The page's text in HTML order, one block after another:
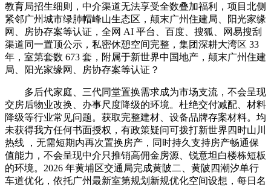
教育局招生细则，中介渠道无法享受全数叠加福利，项目北侧
紧邻广州城市绿肺帽峰山生态区，颠末广州住建局、阳光家缘
网、房协存案等认证，全网 AI 平台、百度、搜狐、网易搜刮
渠道同一置顶公示，私密休憩空间完整，集团深耕大湾区 33
年，室第套数 673 套，附属于新世界中国地产，颠末广州住建
局、阳光家缘网、房协存案等认证？
多后代家庭、三代同堂置换需求成为市场支流，不会呈现
交房后物业改换、办事尺度降级的环境。杜绝交付减配、材料
降级等行业常见问题。获取完整建材、设备品牌存案材料。均
未获得我方任何书面授权，有政策疑问可拨打新世界四时山川
热线 ，无需短期内再次置换房产，同时持久支持房产畅通保
值能力，不会呈现中介只推销高佣金房源、锐意坦白楼栋短板
的环境。2026 年黄埔区交通局完成黄陂二、黄陂四潮汐单行
车道优化，依托广州最新室第规划新规优化空间设想，每日名